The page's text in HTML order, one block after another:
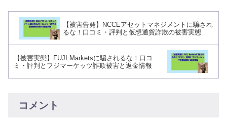
【被害告発】NCCEアセットマネジメントに騙され
るな！口コミ・評判と仮想通貨詐欺の被害実態
【被害実態】FUJI Marketsに騙されるな！口コ
ミ・評判とフジマーケッツ詐欺被害と返金情報
コメント